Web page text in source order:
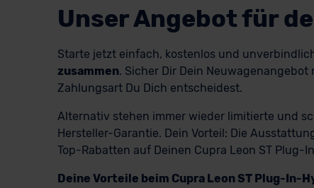
Unser Angebot für
Starte jetzt einfach, kostenlos und
zusammen. Sicher Dir Dein
Zahlungsart Du Dich entscheidest.
Alternativ stehen immer wieder limitierte und
Hersteller-Garantie. Dein Vorteil: Die
Top-Rabatten auf Deinen Cupra Leon ST Plug-
Deine Vorteile beim Cupra Leon ST Plug-In-